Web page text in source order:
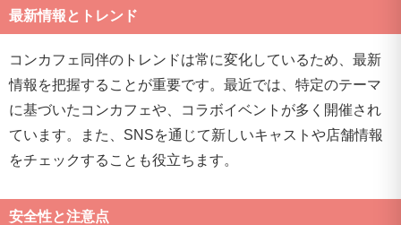
最新情報とトレンド
コンカフェ同伴のトレンドは常に変化しているため、最新
情報を把握することが重要です。最近では、特定のテーマ
に基づいたコンカフェや、コラボイベントが多く開催され
ています。また、SNSを通じて新しいキャストや店舗情報
をチェックすることも役立ちます。
安全性と注意点